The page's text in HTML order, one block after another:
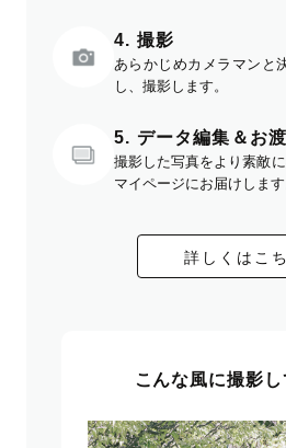
4. 撮影
あらかじめカメラマンと
し、撮影します。
5. データ編集＆お
撮影した写真をより素敵
マイページにお届けします
詳しくはこ
こんな風に撮影